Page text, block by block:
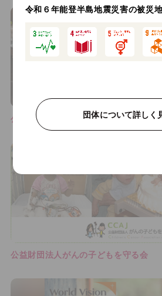
公益財団法人日本財団
公益財団法人がんの子どもを守る会
令和６年能登半島地震災害の被災
団体について詳しく